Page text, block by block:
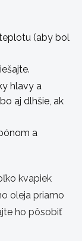
(aby bol
hlavy a
aj dlhšie, ak
a
kvapiek
oleja priamo
ho pôsobiť